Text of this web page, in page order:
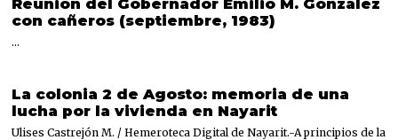
Reunión del Gobernador Emilio M. González
con cañeros (septiembre, 1983)
…
La colonia 2 de Agosto: memoria de una
lucha por la vivienda en Nayarit
Ulises Castrejón M. / Hemeroteca Digital de Nayarit.-A principios de la